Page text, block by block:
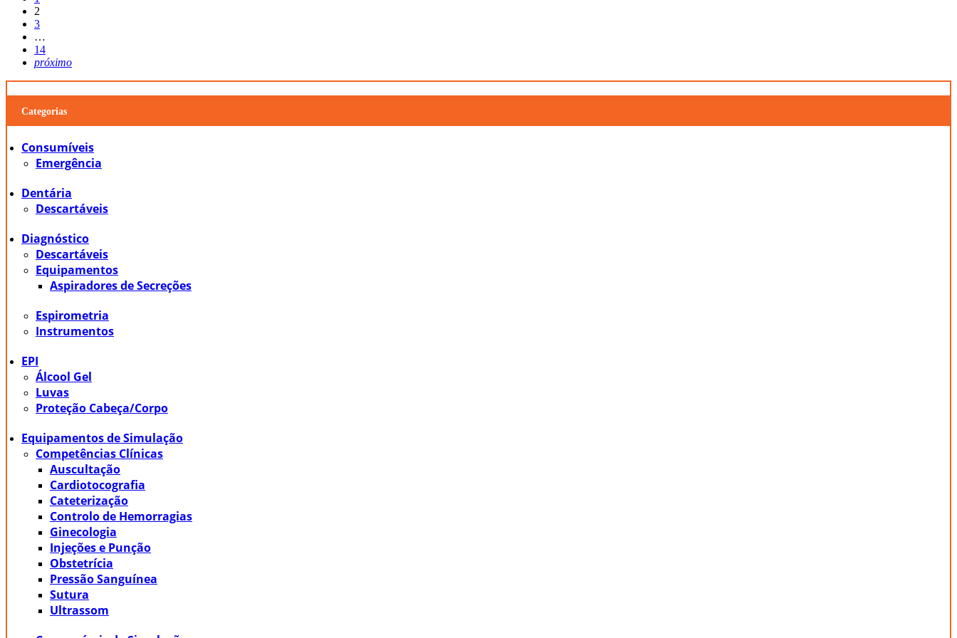
2
3
…
14
próximo
Categorias
Consumíveis
Emergência
Dentária
Descartáveis
Diagnóstico
Descartáveis
Equipamentos
Aspiradores de Secreções
Espirometria
Instrumentos
EPI
Álcool Gel
Luvas
Proteção Cabeça/Corpo
Equipamentos de Simulação
Competências Clínicas
Auscultação
Cardiotocografia
Cateterização
Controlo de Hemorragias
Ginecologia
Injeções e Punção
Obstetrícia
Pressão Sanguínea
Sutura
Ultrassom